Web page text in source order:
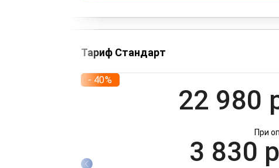
Тариф Стандарт
- 40%
22 980
При
3 830